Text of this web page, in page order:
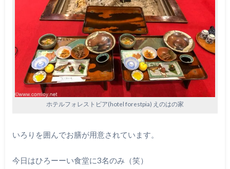
ホテルフォレストピア(hotel forestpia) えのはの家
いろりを囲んでお膳が用意されています。
今日はひろーーい食堂に3名のみ（笑）